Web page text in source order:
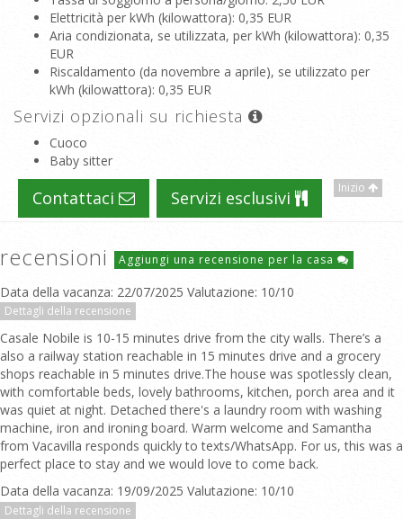
Elettricità per kWh (kilowattora): 0,35 EUR
Aria condizionata, se utilizzata, per kWh (kilowattora): 0,35
EUR
Riscaldamento (da novembre a aprile), se utilizzato per
kWh (kilowattora): 0,35 EUR
Servizi opzionali su richiesta
Cuoco
Baby sitter
Inizio
Contattaci Servizi esclusivi
recensioni Aggiungi una recensione per la casa
Data della vacanza: 22/07/2025 Valutazione: 10/10
Dettagli della recensione
Casale Nobile is 10-15 minutes drive from the city walls. There’s a
also a railway station reachable in 15 minutes drive and a grocery
shops reachable in 5 minutes drive.The house was spotlessly clean,
with comfortable beds, lovely bathrooms, kitchen, porch area and it
was quiet at night. Detached there's a laundry room with washing
machine, iron and ironing board. Warm welcome and Samantha
from Vacavilla responds quickly to texts/WhatsApp. For us, this was a
perfect place to stay and we would love to come back.
Data della vacanza: 19/09/2025 Valutazione: 10/10
Dettagli della recensione